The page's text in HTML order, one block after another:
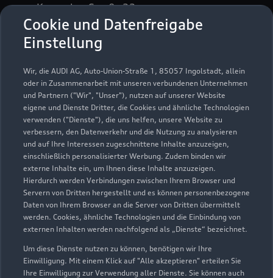
Cookie und Datenfreigabe
Einstellung
Wir, die AUDI AG, Auto-Union-Straße 1, 85057 Ingolstadt, allein
oder in Zusammenarbeit mit unseren verbundenen Unternehmen
und Partnern ("Wir", "Unser"), nutzen auf unserer Website
eigene und Dienste Dritter, die Cookies und ähnliche Technologien
verwenden ("Dienste"), die uns helfen, unsere Website zu
verbessern, den Datenverkehr und die Nutzung zu analysieren
und auf Ihre Interessen zugeschnittene Inhalte anzuzeigen,
einschließlich personalisierter Werbung. Zudem binden wir
externe Inhalte ein, um Ihnen diese Inhalte anzuzeigen.
Hierdurch werden Verbindungen zwischen Ihrem Browser und
Servern von Dritten hergestellt und es können personenbezogene
Daten von Ihrem Browser an die Server von Dritten übermittelt
werden. Cookies, ähnliche Technologien und die Einbindung von
externen Inhalten werden nachfolgend als „Dienste“ bezeichnet.
Um diese Dienste nutzen zu können, benötigen wir Ihre
Einwilligung. Mit einem Klick auf "Alle akzeptieren" erteilen Sie
Ihre Einwilligung zur Verwendung aller Dienste. Sie können auch
Kronacher Straße 22
96332 Pressig
09265 9950
vetter.pressig@autohaus-vetter.com
Kontaktdaten herunterladen